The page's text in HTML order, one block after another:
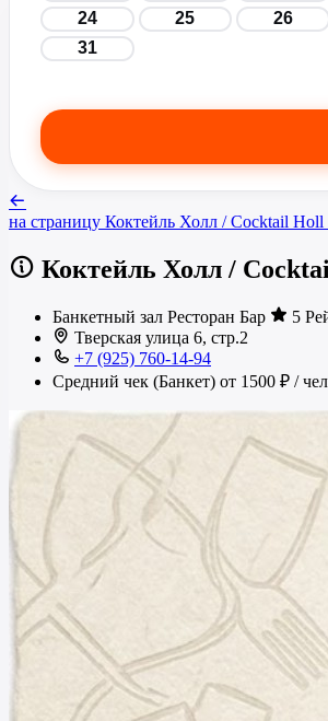
24
25 26
31
на страницу Коктейль Холл / Cocktail Holl
Коктейль Холл /
Банкетный зал Ресторан Бар
5
Тверская улица 6, стр.2
+7 (925) 760-14-94
Средний чек (Банкет) от 1500 ₽ / чел